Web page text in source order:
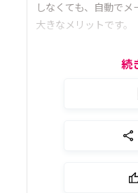
しなくても、自動で
大きなメリットです。
続